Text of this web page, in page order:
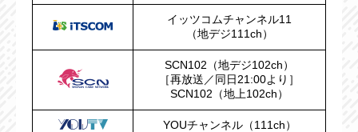
イッツコムチャンネル11
（地デジ111ch）
SCN102（地デジ102ch）
［再放送／同日21:00より］
SCN102（地上102ch）
YOUチャンネル（111ch）